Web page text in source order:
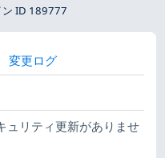
ン ID 189777
変更ログ
ュリティ更新がありませ